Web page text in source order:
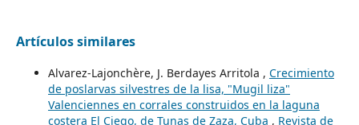
Artículos similares
Alvarez-Lajonchère, J. Berdayes Arritola , Crecimiento
de poslarvas silvestres de la lisa, "Mugil liza"
Valenciennes en corrales construidos en la laguna
costera El Ciego, de Tunas de Zaza, Cuba , Revista de